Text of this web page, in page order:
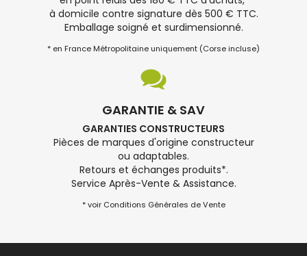
à domicile contre signature dès 500 € TTC.
Emballage soigné et surdimensionné.
* en France Métropolitaine uniquement (Corse incluse)
GARANTIE & SAV
GARANTIES CONSTRUCTEURS
Pièces de marques d'origine constructeur
ou adaptables.
Retours et échanges produits*.
Service Après-Vente & Assistance.
* voir Conditions Générales de Vente